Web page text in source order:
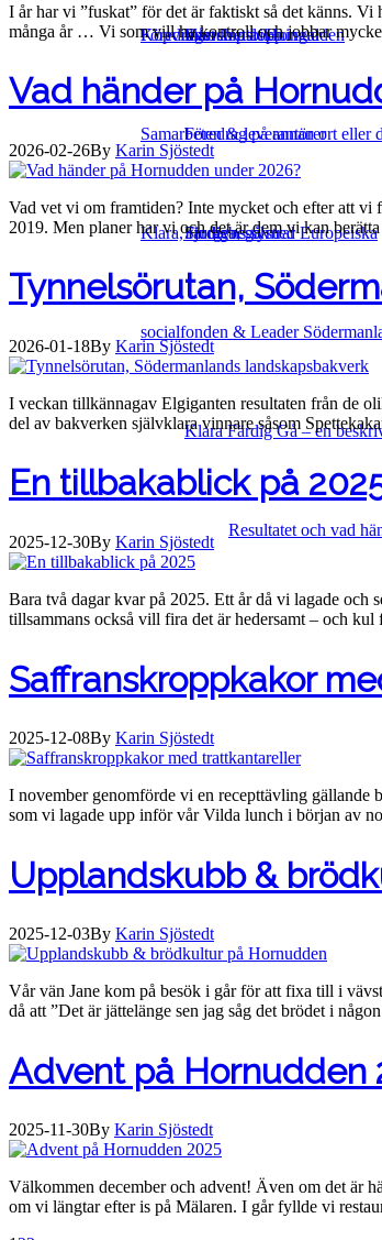
Vårt kretslopp
Intership at Hornudden
Föredrag och utbildningar
Föredrag på annan ort eller
Studiebesök
Samarbeten & leverantörer
Fjorgyns systrar
Klara, färdiga, gå med Europeiska
socialfonden & Leader
Klara Färdig Gå – en
Resultatet och vad
Köpvillkor
I år har vi ”fuskat” för det är faktiskt så det känns.
många år … Vi som vill ha kontroll och jobbar
Vad händer på
2026-02-26By Karin Sjöstedt
Vad vet vi om framtiden? Inte mycket och efter att vi
2019. Men planer har vi och det är dem vi kan
Tynnelsörutan,
2026-01-18By Karin Sjöstedt
I veckan tillkännagav Elgiganten resultaten från de
del av bakverken självklara vinnare såsom
En tillbakablick på
2025-12-30By Karin Sjöstedt
Bara två dagar kvar på 2025. Ett år då vi lagade och
tillsammans också vill fira det är hedersamt – och
Saffranskroppkakor
2025-12-08By Karin Sjöstedt
I november genomförde vi en recepttävling gällande
som vi lagade upp inför vår Vilda lunch i början av
Upplandskubb &
2025-12-03By Karin Sjöstedt
Vår vän Jane kom på besök i går för att fixa till i
då att ”Det är jättelänge sen jag såg det brödet i
Advent på Hornudden
2025-11-30By Karin Sjöstedt
Välkommen december och advent! Även om det är
om vi längtar efter is på Mälaren. I går fyllde vi